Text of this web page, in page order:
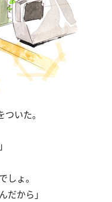
いた。
しょ。
だから」